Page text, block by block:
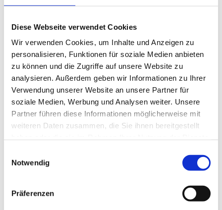
Diese Webseite verwendet Cookies
Wir verwenden Cookies, um Inhalte und Anzeigen zu
personalisieren, Funktionen für soziale Medien anbieten
zu können und die Zugriffe auf unsere Website zu
analysieren. Außerdem geben wir Informationen zu Ihrer
Verwendung unserer Website an unsere Partner für
soziale Medien, Werbung und Analysen weiter. Unsere
Partner führen diese Informationen möglicherweise mit
weiteren Daten zusammen, die Sie ihnen bereitgestellt
Notwendig
Präferenzen
Lebenshaltungskosten.
Aktivrente 2026:
Steuerfreies Einkommen
für arbeitende Rentner
Ab 2026 können Rentner:innen von der
sogenannten Aktivrente profitieren. Wer
Regelaltersgrenze hinaus, weiterarbeitet,
verdienen. Die Aktivrente gilt für